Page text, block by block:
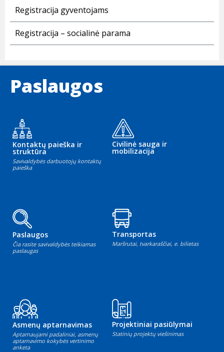
Registracija gyventojams
Registracija – socialinė parama
Paslaugos
Kontaktų paieška ir
struktūra
Savivaldybės darbuotojų kontaktų
paieška
Civilinė sauga ir
mobilizacija
Paslaugos
Čia rasite savivaldybės teikiamas
paslaugas
Transportas
Maršrutai, tvarkaraščiai, e. bilietas
Asmenų aptarnavimas
Aptarnaujami padaliniai, asmenų
aptarnavimo kokybės vertinimo
anketa
Projektiniai pasiūlymai
Statinių projektų viešinimas